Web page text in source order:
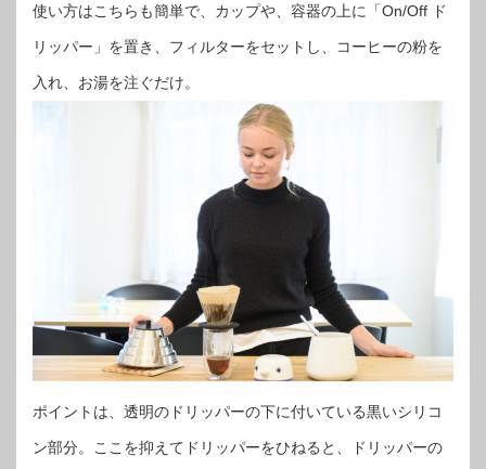
使い方はこちらも簡単で、カップや、容器の上に「On/Off ド
リッパー」を置き、フィルターをセットし、コーヒーの粉を
入れ、お湯を注ぐだけ。
ポイントは、透明のドリッパーの下に付いている黒いシリコ
ン部分。ここを抑えてドリッパーをひねると、ドリッパーの